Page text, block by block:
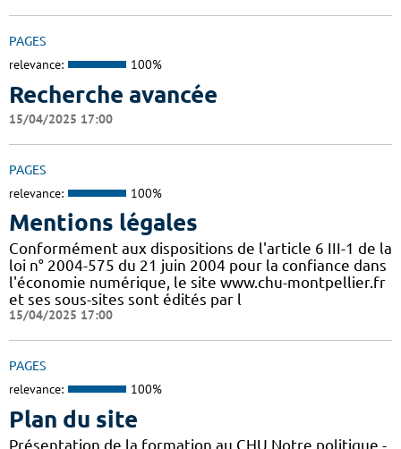
PAGES
relevance: 100%
Recherche avancée
15/04/2025 17:00
PAGES
relevance: 100%
Mentions légales
Conformément aux dispositions de l'article 6 III-1 de la
loi n° 2004-575 du 21 juin 2004 pour la confiance dans
l'économie numérique, le site www.chu-montpellier.fr
et ses sous-sites sont édités par l
15/04/2025 17:00
PAGES
relevance: 100%
Plan du site
Présentation de la formation au CHU Notre politique -